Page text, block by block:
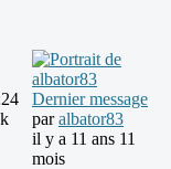
24
Dernier message
paralbator83
il y a 11 ans 11
mois